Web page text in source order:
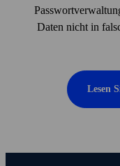
Daten nicht in
Lesen